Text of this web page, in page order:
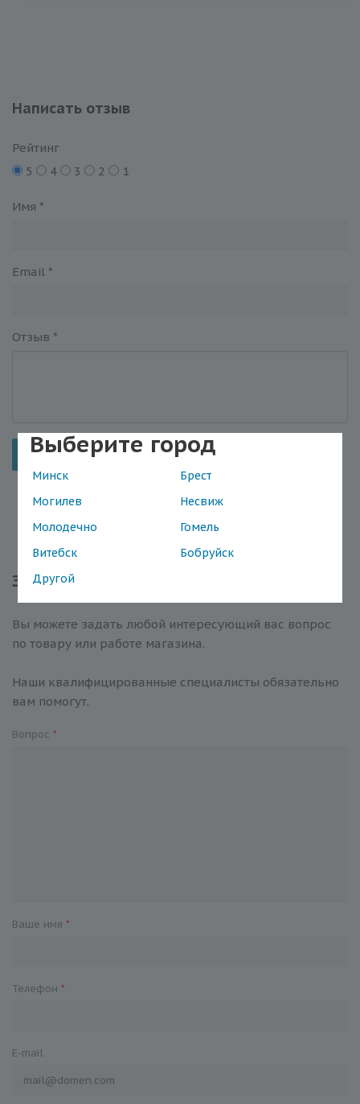
Выберите город
Минск
Брест
Могилев
Несвиж
Молодечно
Гомель
Витебск
Бобруйск
Другой
Написать отзыв
Рейтинг
5
4 3 2 1
Имя *
Email *
Отзыв *
Отправить
Задать вопрос
Вы можете задать любой интересующий вас вопрос
по товару или работе магазина.
Наши квалифицированные специалисты обязательно
вам помогут.
Вопрос *
Ваше имя *
Телефон *
E-mail